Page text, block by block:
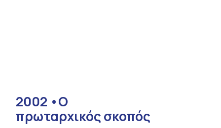
2002
O
πρωταρχικός σκοπός